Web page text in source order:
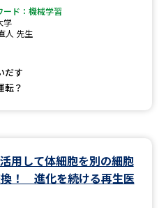
ード：機械学習
学
人 先生
だす
転？
用して体細胞を別の細胞
！ 進化を続ける再生医